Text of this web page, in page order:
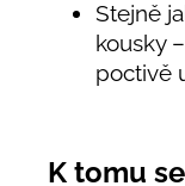
Stejně
kousky
poctivě